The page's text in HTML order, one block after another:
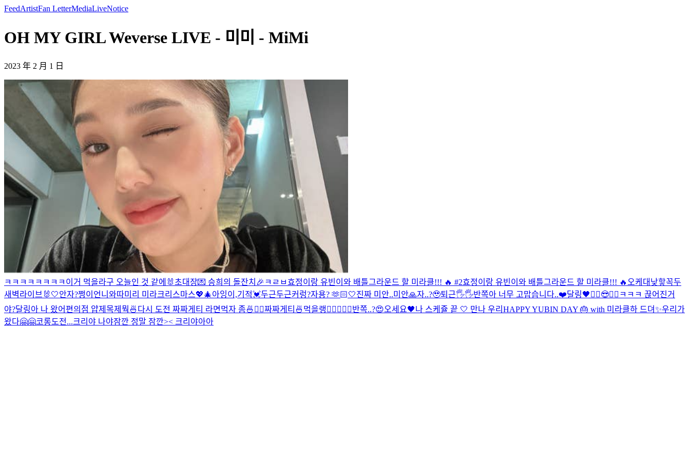
FeedArtistFan LetterMediaLiveNotice
OH MY GIRL Weverse LIVE - 미미 - MiMi
2023 年 2 月 1 日
ㅋㅋㅋㅋㅋㅋㅋㅋ 이거 먹을라구 오늘인 것 같에🐰 초대장💌 승희의 돌잔치🎉 ㅋㄹㅂ 효정이랑 유빈이와 배틀그라운드 할 미라클!!! 🔥 #2효정이랑 유빈이와 배틀그라운드 할 미라클!!! 🔥 오케 대낮핳꼭두
새벽라이브 🐰🤍안자?쩡이언니와따미리 미라크리스마스💖🎄아잉이,기적💓두근두근커렁?자용? 🫶🏻🤍진짜 미안..미안🙏자..?🥹퇴근🖐🖐반쪽아 너무 고맙습니다..❤️달링🖤 ✌🏻😎✌🏻 ㅋㅋㅋ 끊어진거
야?달링아 나 왔어편의점 얍제목제뭑 🍜 다시 도전 짜짜게티 라면먹자 좀🍜✌🏻짜짜게티🍜먹을랭 ✌🏻 🖤🍒 🖤반쪽..?😍오세요🖤나 스케쥴 끝 🤍 만나 우리 HAPPY YUBIN DAY 🎂 with 미라클하 드뎌✨우리가
왔다🤗🤗코롱도전...크리야 나야잠깐 정말 잠깐>< 크리야아아